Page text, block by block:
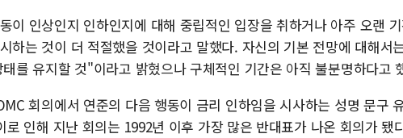
이 인상인지 인하인지에 대해 중립적인 입장을 취하거나 아주 오랜
하는 것이 더 적절했을 것이라고 말했다. 자신의 기본 전망에 대해서
를 유지할 것"이라고 밝혔으나 구체적인 기간은 아직 불분명하다고
회의에서 연준의 다음 행동이 금리 인하임을 시사하는 성명 문구
로 인해 지난 회의는 1992년 이후 가장 많은 반대표가 나온 회의가 됐